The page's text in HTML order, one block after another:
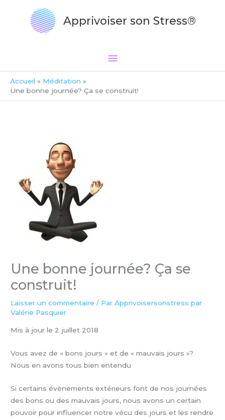
Apprivoiser son Stress®
Accueil
Méditation
Une bonne journée? Ça se construit!
Une bonne journée? Ça se
construit!
Laisser un commentaire / ParApprivoisersonstress par
Valérie Pasquier
Mis à jour le 2 juillet 2018
Vous avez de « bons jours » et de « mauvais jours »?
Nous en avons tous bien entendu
Si certains évènements extérieurs font de nos journées
des bons ou des mauvais jours, nous avons un certain
pouvoir pour influencer notre vécu des jours et les rendre